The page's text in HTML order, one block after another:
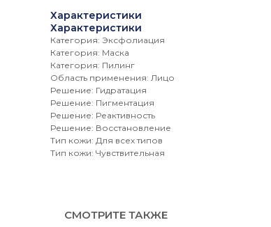
Характеристики
Характеристики
Категория: Эксфолиация
Категория: Маска
Категория: Пилинг
Область применения: Лицо
Решение: Гидратация
Решение: Пигментация
Решение: Реактивность
Решение: Восстановление
Тип кожи: Для всех типов
Тип кожи: Чувствительная
СМОТРИТЕ ТАКЖЕ